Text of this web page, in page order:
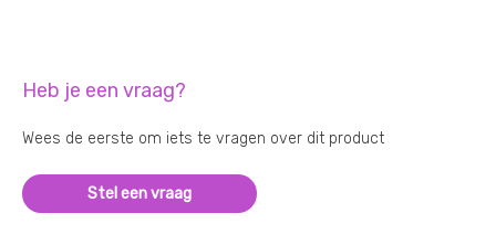
Heb je een vraag?
Wees de eerste om iets te vragen over dit product
Stel een vraag